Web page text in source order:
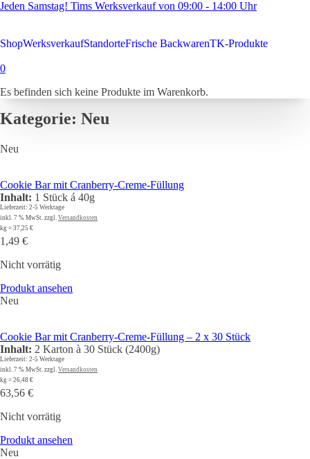
Jeden Samstag! Tims Werksverkauf von 09:00 - 14:00 Uhr
ShopWerksverkaufStandorteFrische BackwarenTK-Produkte
0
Es befinden sich keine Produkte im Warenkorb.
Kategorie: Neu
Neu
Cookie Bar mit Cranberry-Creme-Füllung
Inhalt: 1 Stück á 40g
Lieferzeit: 2-5 Werktage
inkl. 7 % MwSt. zzgl. Versandkosten
kg = 37,25 €
1,49 €
Nicht vorrätig
Produkt ansehen
Neu
Cookie Bar mit Cranberry-Creme-Füllung – 2 x 30 Stück
Inhalt: 2 Karton à 30 Stück (2400g)
Lieferzeit: 2-5 Werktage
inkl. 7 % MwSt. zzgl. Versandkosten
kg = 26,48 €
63,56 €
Nicht vorrätig
Produkt ansehen
Neu